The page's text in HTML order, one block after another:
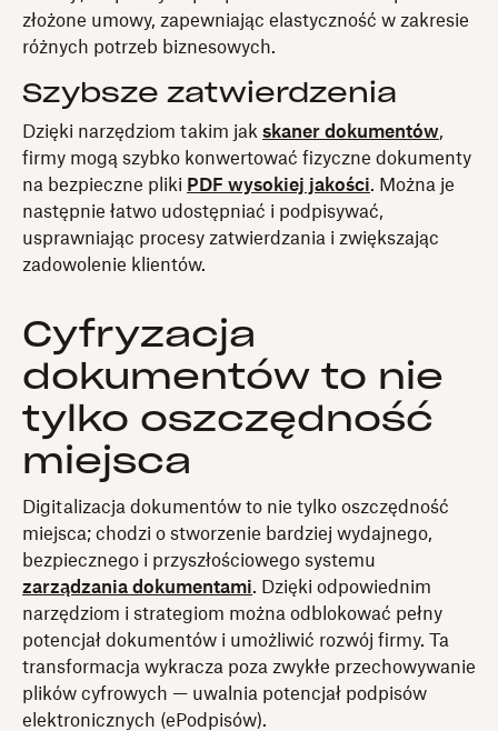
złożone umowy, zapewniając elastyczność w zakresie
różnych potrzeb biznesowych.
Szybsze zatwierdzenia
Dzięki narzędziom takim jak skaner dokumentów,
firmy mogą szybko konwertować fizyczne dokumenty
na bezpieczne pliki PDF wysokiej jakości. Można je
następnie łatwo udostępniać i podpisywać,
usprawniając procesy zatwierdzania i zwiększając
zadowolenie klientów.
Cyfryzacja
dokumentów to nie
tylko oszczędność
miejsca
Digitalizacja dokumentów to nie tylko oszczędność
miejsca; chodzi o stworzenie bardziej wydajnego,
bezpiecznego i przyszłościowego systemu
zarządzania dokumentami. Dzięki odpowiednim
narzędziom i strategiom można odblokować pełny
potencjał dokumentów i umożliwić rozwój firmy. Ta
transformacja wykracza poza zwykłe przechowywanie
plików cyfrowych — uwalnia potencjał podpisów
elektronicznych (ePodpisów).